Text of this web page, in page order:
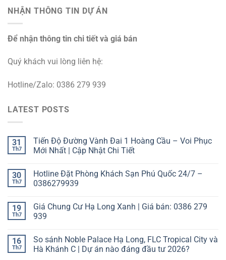
NHẬN THÔNG TIN DỰ ÁN
Để nhận thông tin chi tiết và giá bán
Quý khách vui lòng liên hệ:
Hotline/Zalo: 0386 279 939
LATEST POSTS
31
Th7
Tiến Độ Đường Vành Đai 1 Hoàng Cầu – Voi Phục
Mới Nhất | Cập Nhật Chi Tiết
30
Th7
Hotline Đặt Phòng Khách Sạn Phú Quốc 24/7 –
0386279939
19
Th7
Giá Chung Cư Hạ Long Xanh | Giá bán: 0386 279
939
16
Th7
So sánh Noble Palace Hạ Long, FLC Tropical City và
Hà Khánh C | Dự án nào đáng đầu tư 2026?